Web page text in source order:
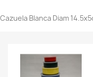
Cazuela Blanca Diam